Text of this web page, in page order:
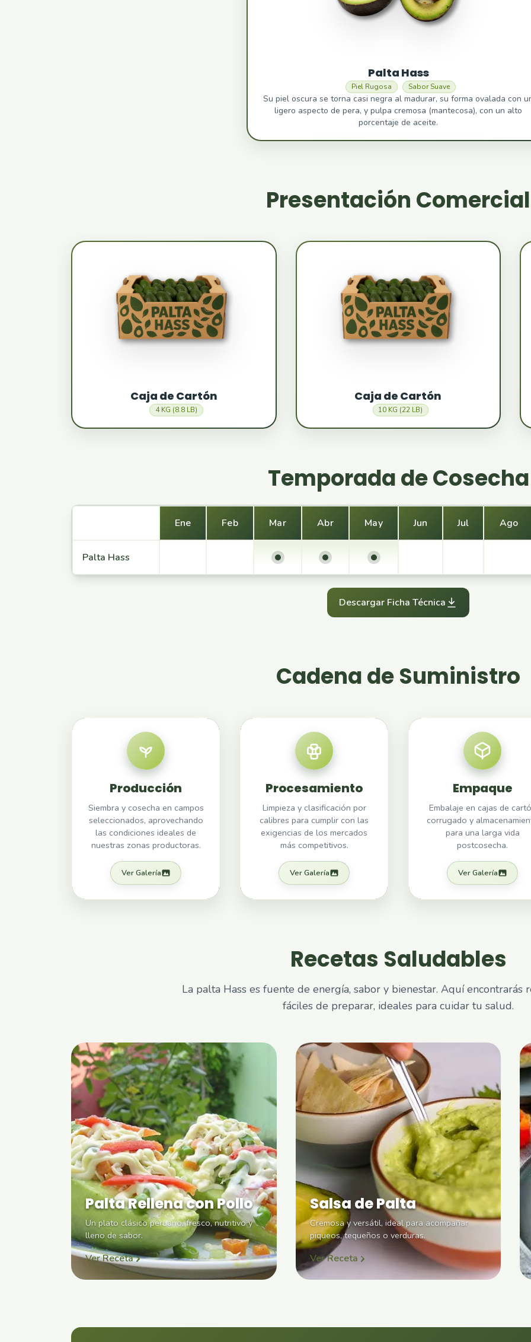
Palta Hass
Piel Rugosa Sabor Suave
Su piel oscura se torna casi negra al madurar, su forma ovalada con
ligero aspecto de pera, y pulpa cremosa (mantecosa), con un alto
porcentaje de aceite.
Presentación Comercial
Caja de Cartón
4 KG (8.8 LB)
Caja de Cartón
10 KG (22 LB)
Temporada de Cosecha
Ene Feb Mar Abr May Jun Jul Ago
Palta Hass
Descargar Ficha Técnica
Cadena de Suministro
Producción
Siembra y cosecha en campos
seleccionados, aprovechando
las condiciones ideales de
nuestras zonas productoras.
Ver Galería
Procesamiento
Limpieza y clasificación por
calibres para cumplir con las
exigencias de los mercados
más competitivos.
Ver Galería
Empaque
Embalaje en cajas de
corrugado y
para una larga vida
postcosecha.
Ver Galería
Recetas Saludables
La palta Hass es fuente de energía, sabor y bienestar. Aquí encontrarás
fáciles de preparar, ideales para cuidar tu salud.
Palta Rellena con Pollo
Un plato clásico peruano, fresco, nutritivo y
lleno de sabor.
Ver Receta
Salsa de Palta
Cremosa y versátil, ideal para acompañar
piqueos, tequeños o verduras.
Ver Receta